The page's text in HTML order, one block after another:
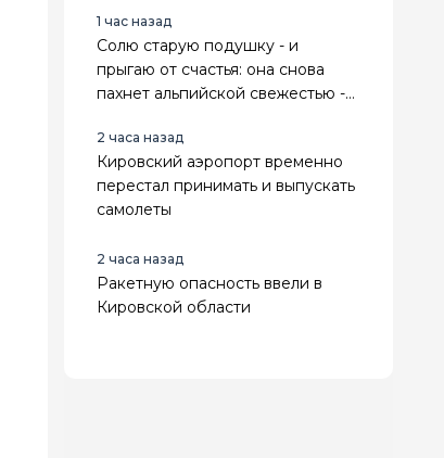
1 час назад
Солю старую подушку - и
прыгаю от счастья: она снова
пахнет альпийской свежестью -
без стирки
2 часа назад
Кировский аэропорт временно
перестал принимать и выпускать
самолеты
2 часа назад
Ракетную опасность ввели в
Кировской области